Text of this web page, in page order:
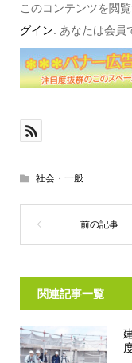
このコンテンツを閲
グイン . あなたは会員
社会・一般
関連記事一覧